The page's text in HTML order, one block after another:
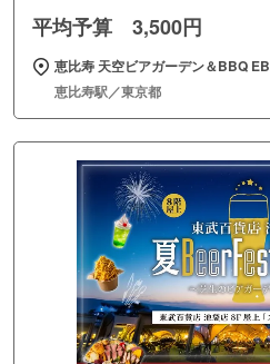
平均予算 3,500円
恵比寿 天空ビアガーデン＆BBQ
恵比寿駅／東京都